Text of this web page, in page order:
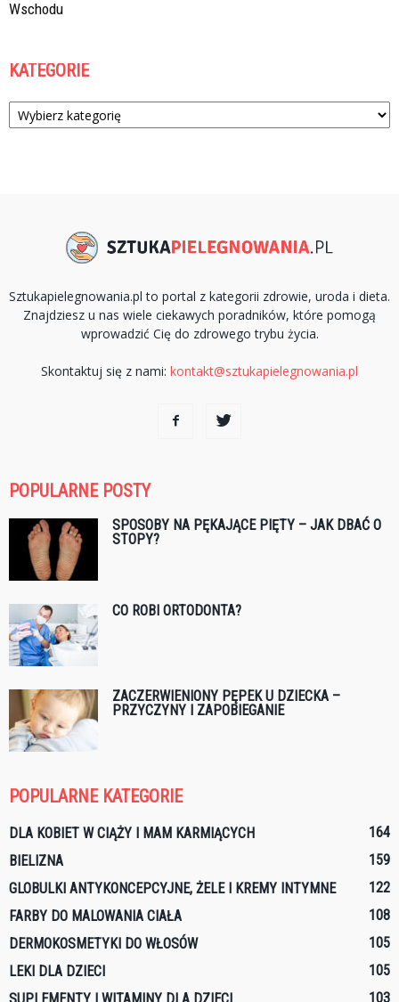
Wschodu
KATEGORIE
Kategorie
Sztukapielegnowania.pl to portal z kategorii zdrowie, uroda i dieta.
Znajdziesz u nas wiele ciekawych poradników, które pomogą
wprowadzić Cię do zdrowego trybu życia.
Skontaktuj się z nami: kontakt@sztukapielegnowania.pl
POPULARNE POSTY
SPOSOBY NA PĘKAJĄCE PIĘTY – JAK DBAĆ O
STOPY?
CO ROBI ORTODONTA?
ZACZERWIENIONY PĘPEK U DZIECKA –
PRZYCZYNY I ZAPOBIEGANIE
POPULARNE KATEGORIE
DLA KOBIET W CIĄŻY I MAM KARMIĄCYCH
164
BIELIZNA
159
GLOBULKI ANTYKONCEPCYJNE, ŻELE I KREMY INTYMNE
122
FARBY DO MALOWANIA CIAŁA
108
DERMOKOSMETYKI DO WŁOSÓW
105
LEKI DLA DZIECI
105
103